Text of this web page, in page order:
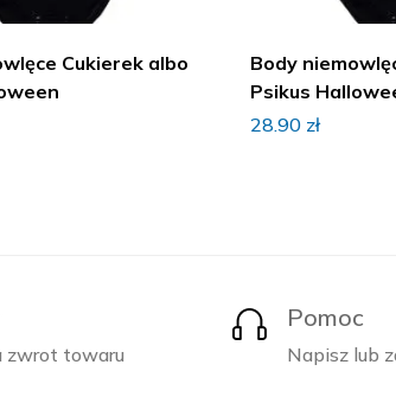
Cukierek albo
Body
Psikus
28.90 zł
zwrot towaru
Pomoc
Napisz lub